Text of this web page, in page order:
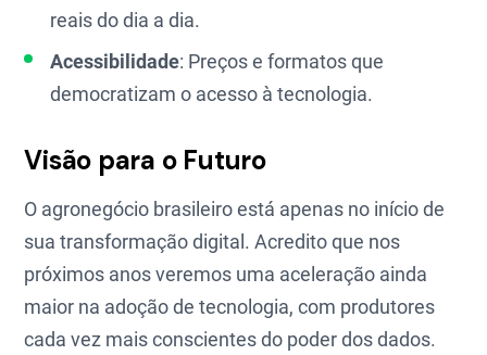
reais do dia a dia.
Acessibilidade: Preços e formatos que
democratizam o acesso à tecnologia.
Visão para o Futuro
O agronegócio brasileiro está apenas no início de
sua transformação digital. Acredito que nos
próximos anos veremos uma aceleração ainda
maior na adoção de tecnologia, com produtores
cada vez mais conscientes do poder dos dados.